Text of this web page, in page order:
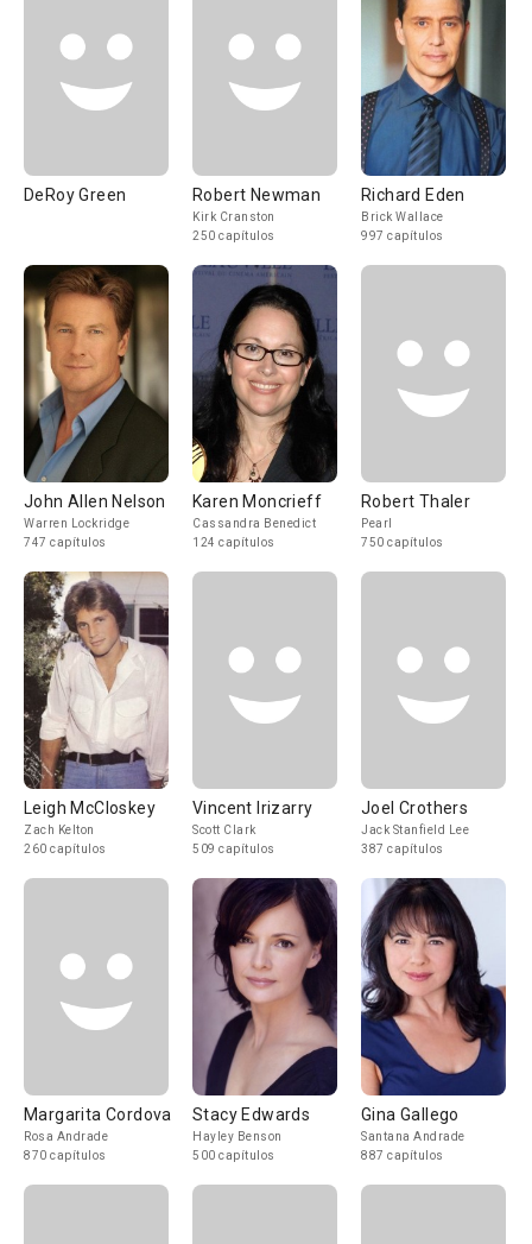
DeRoy Green Robert Newman
Kirk Cranston
250 capítulos
Richard Eden
Brick Wallace
997 capítulos
John Allen Nelson
Warren Lockridge
747 capítulos
Karen Moncrieff
Cassandra Benedict
124 capítulos
Robert Thaler
Pearl
750 capítulos
Leigh McCloskey
Zach Kelton
260 capítulos
Vincent Irizarry
Scott Clark
509 capítulos
Joel Crothers
Jack Stanfield Lee
387 capítulos
Margarita Cordova
Rosa Andrade
870 capítulos
Stacy Edwards
Hayley Benson
500 capítulos
Gina Gallego
Santana Andrade
887 capítulos